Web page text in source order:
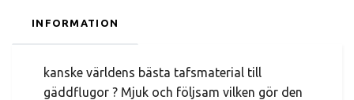
INFORMATION
kanske världens bästa tafsmaterial till
gäddflugor ? Mjuk och följsam vilken gör den